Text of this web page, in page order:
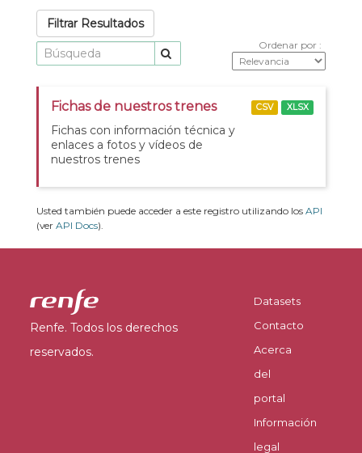
Filtrar Resultados
Ordenar por
Fichas de nuestros trenes
Fichas con información técnica y
enlaces a fotos y vídeos de
nuestros trenes
CSV XLSX
Usted también puede acceder a este registro utilizando los API
(ver API Docs).
Renfe. Todos los derechos
reservados.
Datasets
Contacto
Acerca
del
portal
Información
legal